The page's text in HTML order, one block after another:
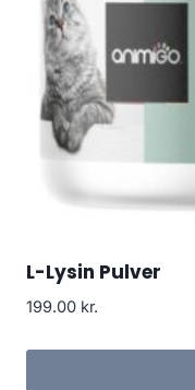
L-Lysin Pulver
199.00 kr.